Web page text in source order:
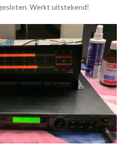
Werkt uitstekend!